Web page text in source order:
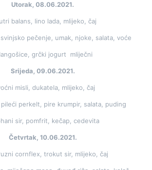
Utorak, 08.06.2021.
balans, lino lada, mlijeko, čaj
pečenje, umak, njoke, salata, voće
grčki jogurt mliječni
Srijeda, 09.06.2021.
misli, dukatela, mlijeko, čaj
pileći perkelt, pire krumpir, salata, puding
sir, pomfrit, kečap, cedevita
Četvrtak, 10.06.2021.
cornflex, trokut sir, mlijeko, čaj